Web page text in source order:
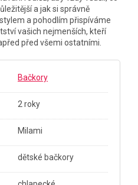
a jak si správně
a pohodlím přispíváme
vašich nejmenších, kteří
před všemi ostatními.
Bačkory
2 roky
Milami
dětské bačkory